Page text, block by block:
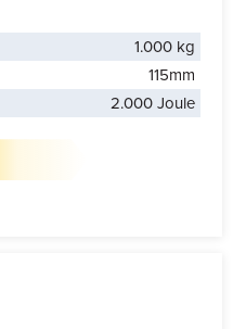
1.000 kg
115mm
2.000 Joule